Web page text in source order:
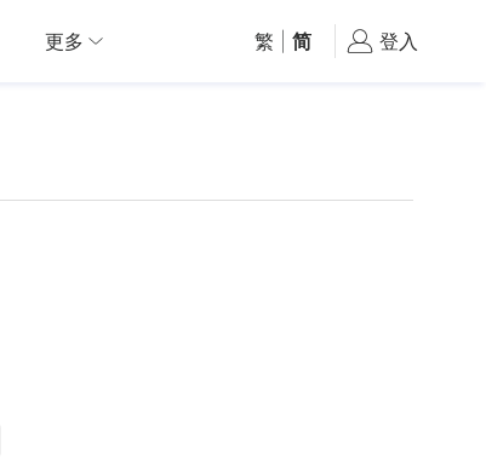
更多 繁 简 登入